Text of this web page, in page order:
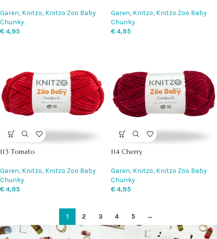
Garen, Knitzo, Knitzo Zoo Baby
Chunky
€4,95
Garen, Knitzo, Knitzo Zoo Baby
Chunky
€4,95
113 Tomato
Garen, Knitzo, Knitzo Zoo Baby
Chunky
€4,95
114 Cherry
Garen, Knitzo, Knitzo Zoo Baby
Chunky
€4,95
1 2 3 4 5 →